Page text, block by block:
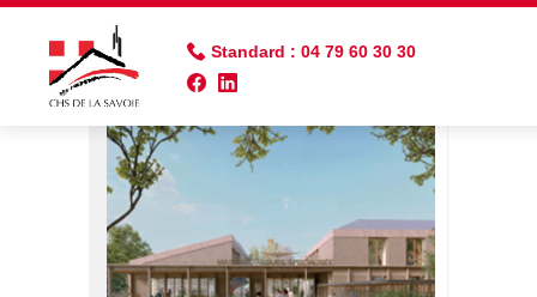
Standard : 04 79 60 30 30